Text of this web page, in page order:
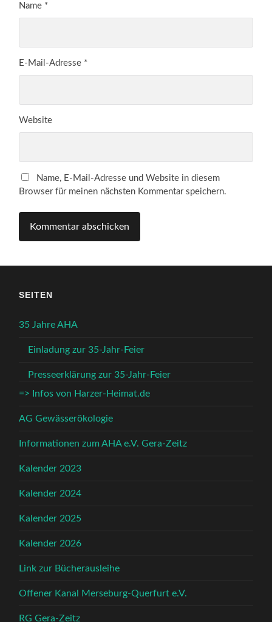
Name *
E-Mail-Adresse *
Website
Name, E-Mail-Adresse und Website in diesem
Browser für meinen nächsten Kommentar speichern.
SEITEN
35 Jahre AHA
Einladung zur 35-Jahr-Feier
Presseerklärung zur 35-Jahr-Feier
=> Infos von Harzer-Heimat.de
AG Gewässerökologie
Informationen zum AHA e.V. Gera-Zeitz
Kalender 2023
Kalender 2024
Kalender 2025
Kalender 2026
Link zur Bücherausleihe
Offener Kanal Merseburg-Querfurt e.V.
RG Gera-Zeitz